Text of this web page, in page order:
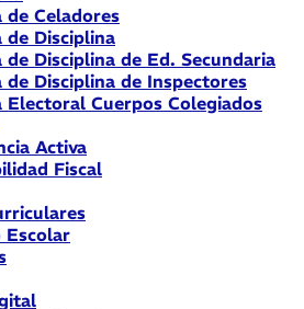
de Celadores
de Disciplina
de Disciplina de Ed. Secundaria
de Disciplina de Inspectores
Electoral Cuerpos Colegiados
Activa
Fiscal
Escolar